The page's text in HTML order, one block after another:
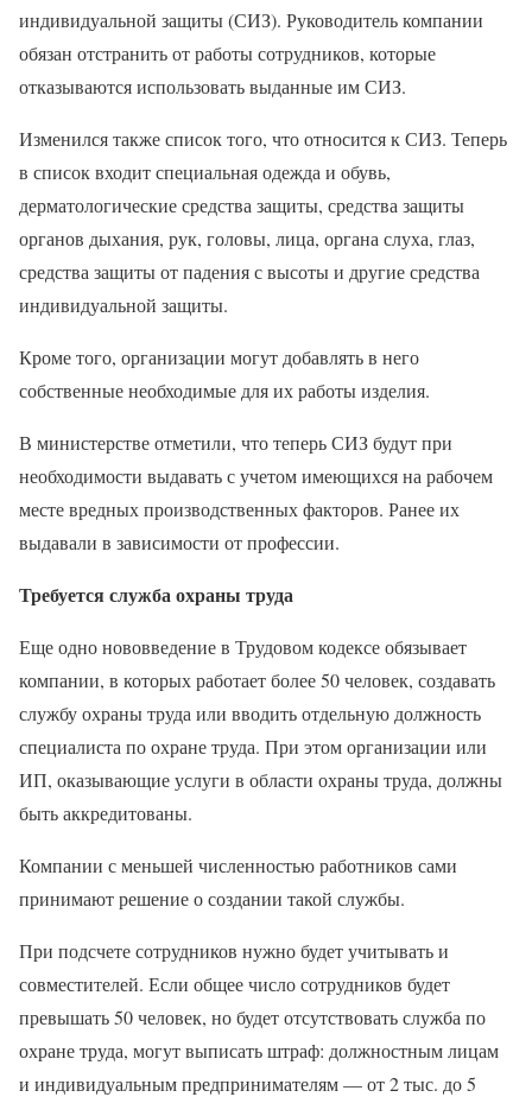
индивидуальной защиты (СИЗ). Руководитель компании
обязан отстранить от работы сотрудников, которые
отказываются использовать выданные им СИЗ.
Изменился также список того, что относится к СИЗ. Теперь
в список входит специальная одежда и обувь,
дерматологические средства защиты, средства защиты
органов дыхания, рук, головы, лица, органа слуха, глаз,
средства защиты от падения с высоты и другие средства
индивидуальной защиты.
Кроме того, организации могут добавлять в него
собственные необходимые для их работы изделия.
В министерстве отметили, что теперь СИЗ будут при
необходимости выдавать с учетом имеющихся на рабочем
месте вредных производственных факторов. Ранее их
выдавали в зависимости от профессии.
Требуется служба охраны труда
Еще одно нововведение в Трудовом кодексе обязывает
компании, в которых работает более 50 человек, создавать
службу охраны труда или вводить отдельную должность
специалиста по охране труда. При этом организации или
ИП, оказывающие услуги в области охраны труда, должны
быть аккредитованы.
Компании с меньшей численностью работников сами
принимают решение о создании такой службы.
При подсчете сотрудников нужно будет учитывать и
совместителей. Если общее число сотрудников будет
превышать 50 человек, но будет отсутствовать служба по
охране труда, могут выписать штраф: должностным лицам
и индивидуальным предпринимателям — от 2 тыс. до 5